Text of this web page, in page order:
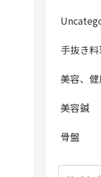
手抜き
美容、
美容鍼
骨盤